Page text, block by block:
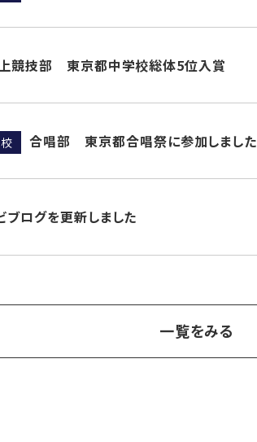
競技部 東京都中学校総体5位入賞
合唱部 東京都合唱祭に参加しました
ブログを更新しました
一覧をみる